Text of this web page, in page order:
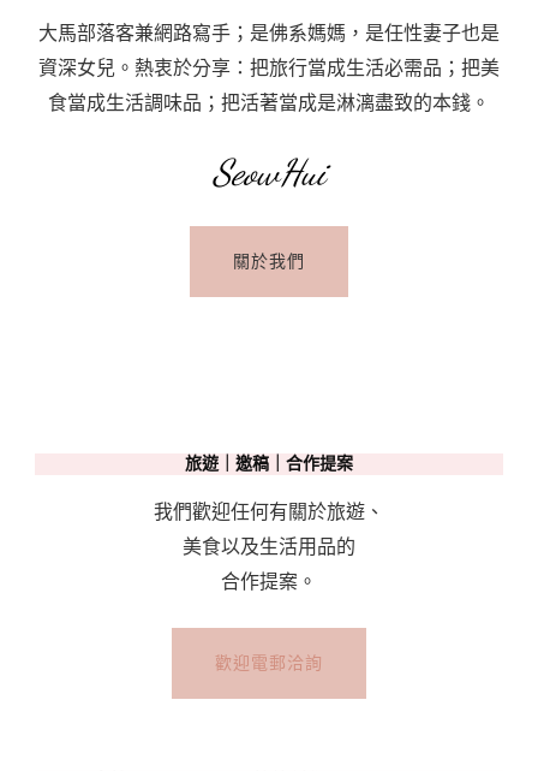
程：
行
前
大馬部落客兼網路寫手；是佛系媽媽，是任性妻子也是
資深女兒。熱衷於分享：把旅行當成生活必需品；把美
食當成生活調味品；把活著當成是淋漓盡致的本錢。
SeowHui
關於我們
旅遊｜邀稿｜合作提案
我們歡迎任何有關於旅遊、
美食以及生活用品的
合作提案。
歡迎電郵洽詢